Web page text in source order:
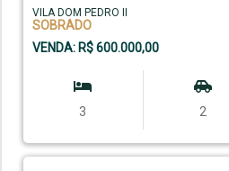
VILA DOM PEDRO II
SOBRADO
VENDA: R$ 600.000,00
3 2